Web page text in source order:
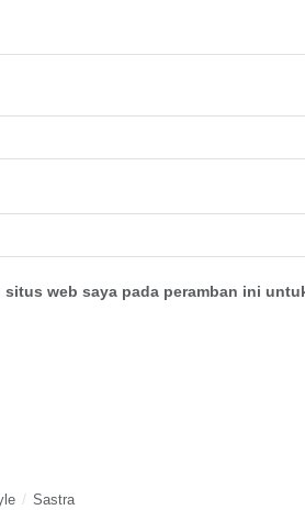
situs web saya pada peramban ini
Sastra